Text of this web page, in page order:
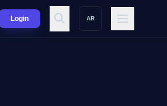
Login AR